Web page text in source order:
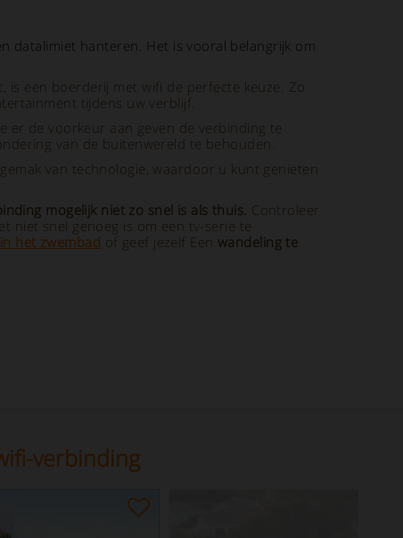
datalimiet hanteren. Het is vooral belangrijk om
een boerderij met wifi de perfecte keuze. Zo
tijdens uw verblijf.
er de voorkeur aan geven de verbinding te
van de buitenwereld te behouden.
van technologie, waardoor u kunt genieten
mogelijk niet zo snel is als thuis. Controleer
niet snel genoeg is om een tv-serie te
het zwembad of geef jezelf Een wandeling te
verbinding